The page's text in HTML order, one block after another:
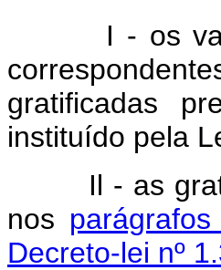
I - os
gratificadas
instituído pela
Il - as
nos parágrafos
Decreto-lei nº